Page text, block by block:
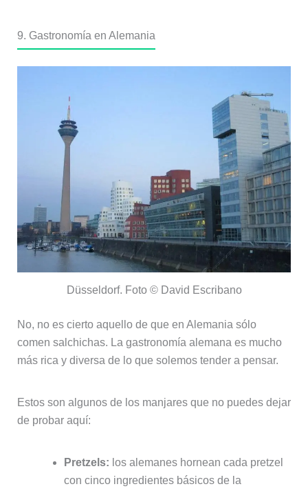
9. Gastronomía en Alemania
Düsseldorf. Foto © David Escribano
No, no es cierto aquello de que en Alemania sólo
comen salchichas. La gastronomía alemana es mucho
más rica y diversa de lo que solemos tender a pensar.
Estos son algunos de los manjares que no puedes dejar
de probar aquí:
Pretzels: los alemanes hornean cada pretzel
con cinco ingredientes básicos de la